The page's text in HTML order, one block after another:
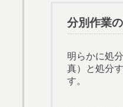
分別作業
明らかに処
真）と処分
す。